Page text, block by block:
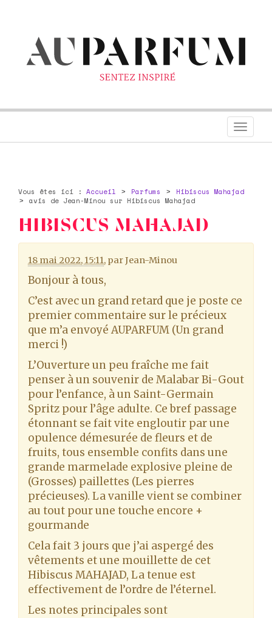
Vous êtes ici : Accueil Parfums
Hibiscus Mahajad
avis de Jean-Minou sur Hibiscus Mahajad
HIBISCUS MAHAJAD
18 mai 2022, 15:11, parJean-Minou
Bonjour à tous,
C’est avec un grand retard que je poste ce
premier commentaire sur le précieux
que m’a envoyé AUPARFUM (Un grand
merci !)
L’Ouverture un peu fraîche me fait
penser à un souvenir de Malabar Bi-Gout
pour l’enfance, à un Saint-Germain
Spritz pour l’âge adulte. Ce bref passage
étonnant se fait vite engloutir par une
opulence démesurée de fleurs et de
fruits, tous ensemble confits dans une
grande marmelade explosive pleine de
(Grosses) paillettes (Les pierres
précieuses). La vanille vient se combiner
au tout pour une touche encore +
gourmande
Cela fait 3 jours que j’ai aspergé des
vêtements et une mouillette de cet
Hibiscus MAHAJAD, La tenue est
effectivement de l’ordre de l’éternel.
Les notes principales sont